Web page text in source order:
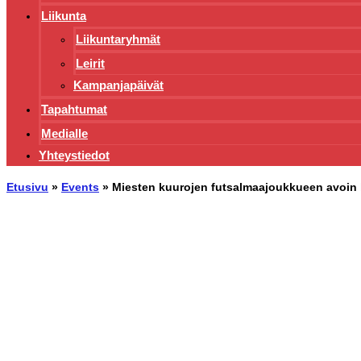
Liikunta
Liikuntaryhmät
Leirit
Kampanjapäivät
Tapahtumat
Medialle
Yhteystiedot
Etusivu » Events » Miesten kuurojen futsalmaajoukkueen avoin